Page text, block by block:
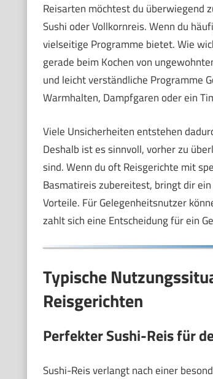
Reisarten möchtest du überwiegend
Sushi oder Vollkornreis. Wenn du
vielseitige Programme bietet. Wie
gerade beim Kochen von
und leicht verständliche Programme
Warmhalten, Dampfgaren oder ein
Viele Unsicherheiten entstehen
Deshalb ist es sinnvoll, vorher zu
sind. Wenn du oft Reisgerichte mit
Basmatireis zubereitest, bringt dir
Vorteile. Für Gelegenheitsnutzer
zahlt sich eine Entscheidung für ein
Typische
Reisgerichten
Perfekter Sushi-Reis für
Sushi-Reis verlangt nach einer